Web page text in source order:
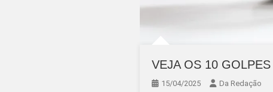
VEJA OS 10
15/04/2025 Da Redação